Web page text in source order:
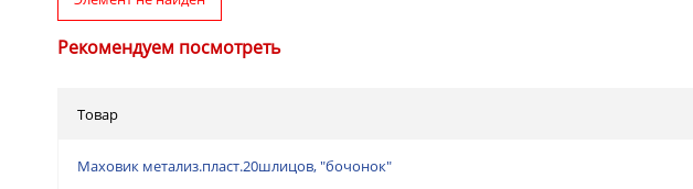
Рекомендуем посмотреть
Товар
Маховик метализ.пласт.20шлицов, "бочонок"